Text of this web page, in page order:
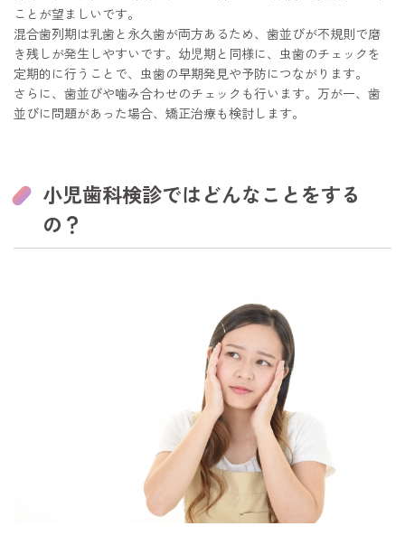
ことが望ましいです。
混合歯列期は乳歯と永久歯が両方あるため、歯並びが不規則で磨
き残しが発生しやすいです。幼児期と同様に、虫歯のチェックを
定期的に行うことで、虫歯の早期発見や予防につながります。
さらに、歯並びや噛み合わせのチェックも行います。万が一、歯
並びに問題があった場合、矯正治療も検討します。
小児歯科検診ではどんなことをする
の？